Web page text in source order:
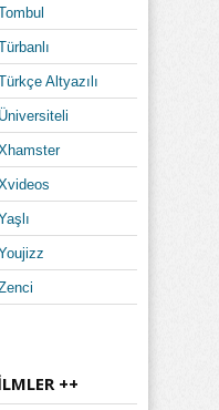
Altyazılı
Üniversiteli
++